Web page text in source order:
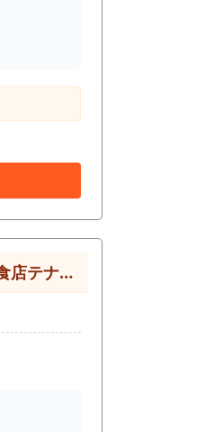
【神戸市中央区三宮・阪急三ノ宮駅徒歩2分】焼肉居抜き店舗｜生田新道沿い・即営業可・各線三宮駅徒歩圏内の飲食店テナント